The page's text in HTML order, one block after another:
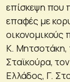
επίσκεψη που
επαφές με
Κ. Μητσοτάκη,
Σταϊκούρα,
Ελλάδος, Γ.